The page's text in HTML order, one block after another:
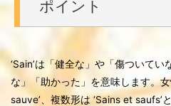
ポイント
‘Sain’は「健全な」や「傷ついてい
な」「助かった」を意味します。
sauve’、複数形は ‘Sains et saufs’